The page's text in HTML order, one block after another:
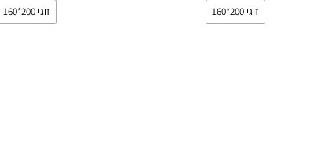
זוגי 200*160 זוגי 200*160